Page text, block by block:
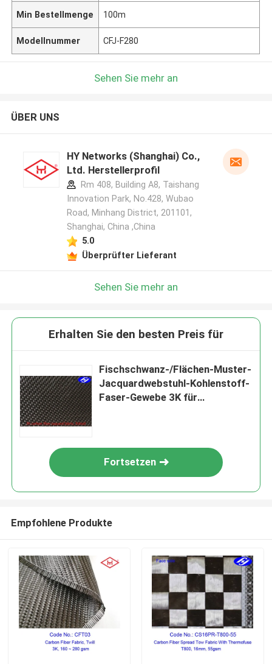
Min Bestellmenge 100m
Modellnummer CFJ-F280
Sehen Sie mehr an
ÜBER UNS
HY Networks (Shanghai) Co.,
Ltd. Herstellerprofil
Rm 408, Building A8, Taishang
Innovation Park, No.428, Wubao
Road, Minhang District, 201101,
Shanghai, China ,China
5.0
Überprüfter Lieferant
Sehen Sie mehr an
Erhalten Sie den besten Preis für
Fischschwanz-/Flächen-Muster-
Jacquardwebstuhl-Kohlenstoff-
Faser-Gewebe 3K für
Fortsetzen
Empfohlene Produkte